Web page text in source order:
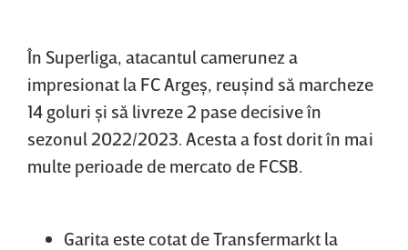
În Superliga, atacantul camerunez a
impresionat la FC Argeş, reuşind să marcheze
14 goluri şi să livreze 2 pase decisive în
sezonul 2022/2023. Acesta a fost dorit în mai
multe perioade de mercato de FCSB.
Garita este cotat de Transfermarkt la